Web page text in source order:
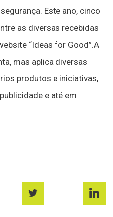
Este ano, cinco
as diversas recebidas
“Ideas for Good”.A
mas aplica diversas
produtos e iniciativas,
e até em